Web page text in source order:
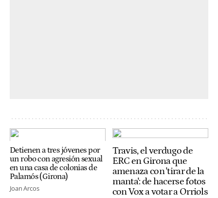
Detienen a tres jóvenes por
un robo con agresión sexual
en una casa de colonias de
Palamós (Girona)
Joan Arcos
Travis, el verdugo de
ERC en Girona que
amenaza con 'tirar de la
manta': de hacerse fotos
con Vox a votar a Orriols